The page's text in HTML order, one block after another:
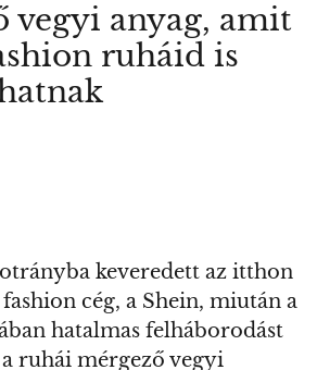
vegyi anyag, amit
ruháid is
keveredett az itthon
cég, a Shein, miután a
hatalmas felháborodást
ruhái mérgező vegyi